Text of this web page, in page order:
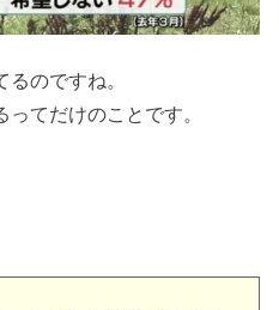
のですね。
てだけのことです。